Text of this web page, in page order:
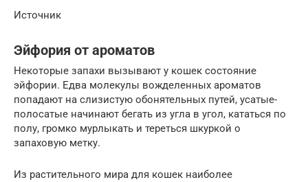
Источник
Эйфория от ароматов
Некоторые запахи вызывают у кошек состояние
эйфории. Едва молекулы вожделенных ароматов
попадают на слизистую обонятельных путей, усатые-
полосатые начинают бегать из угла в угол, кататься по
полу, громко мурлыкать и тереться шкуркой о
запаховую метку.
Из растительного мира для кошек наиболее